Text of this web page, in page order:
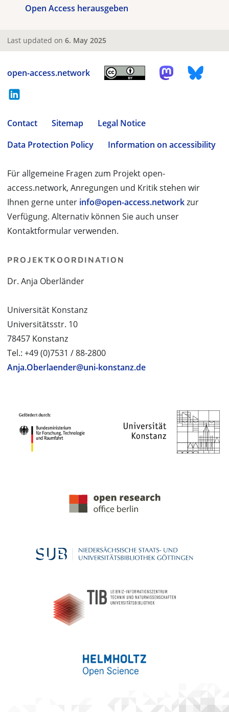
Open Access herausgeben
Last updated on 6. May 2025
open-access.network
Contact Sitemap
Legal Notice
Data Protection Policy
Information on accessibility
Für allgemeine Fragen zum Projekt open-
access.network, Anregungen und Kritik stehen wir
Ihnen gerne unter info@open-access.networkzur
Verfügung. Alternativ können Sie auch unser
Kontaktformular verwenden.
PROJEKTKOORDINATION
Dr. Anja Oberländer
Universität Konstanz
Universitätsstr. 10
78457 Konstanz
Tel.: +49 (0)7531 / 88-2800
Anja.Oberlaender@uni-konstanz.de